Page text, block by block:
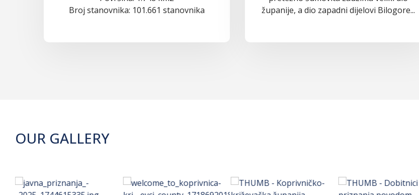
Broj stanovnika: 101.661 stanovnika
županije, a dio zapadni dijelovi Bilogore...
OUR GALLERY